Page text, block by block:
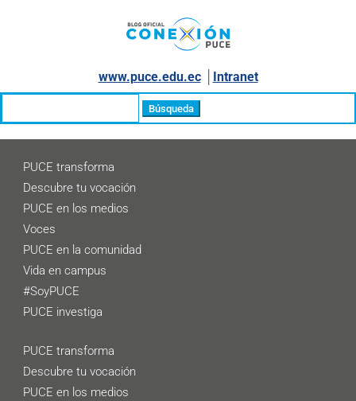
www.puce.edu.ec│ Intranet
PUCE transforma
Descubre tu vocación
PUCE en los medios
Voces
PUCE en la comunidad
Vida en campus
#SoyPUCE
PUCE investiga
PUCE transforma
Descubre tu vocación
PUCE en los medios